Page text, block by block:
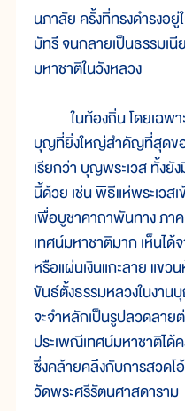
นภาลัย ครั้งที่ทรงดำรง
มัทรี จนกลายเป็นธรรมเ
มหาชาติในวังหลวง
ในท้องถิ่น โดยเฉพาะ
บุญที่ยิ่งใหญ่สำคัญที่สุดขอ
เรียกว่า บุญพระเวส ทั้งยั
นี้ด้วย เช่น พิธีแห่พระเวส
เพื่อบูชาคาถาพันทาง ภ
เทศน์มหาชาติมาก เห็นได้
หรือแผ่นเงินแกะลาย แขว
ขันธ์ตั้งธรรมหลวงในงาน
จะจำหลักเป็นรูปลวดลาย
ประเพณีเทศน์มหาชาติไ
ซึ่งคล้ายคลึงกับการสวดโ
วัดพระศรีรัตนศาสดาราม